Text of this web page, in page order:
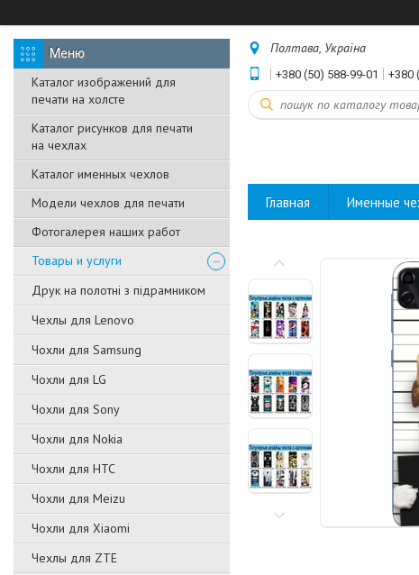
Каталог изображений для
печати на холсте
Каталог рисунков для печати
на чехлах
Каталог именных чехлов
Модели чехлов для печати
Фотогалерея наших работ
Товары и услуги
Друк на полотні з підрамником
Чехлы для Lenovo
Чохли для Samsung
Чохли для LG
Чохли для Sony
Чохли для Nokia
Чохли для HTC
Чохли для Meizu
Чохли для Xiaomi
Чехлы для ZTE
Полтава, Україна
+380 (50) 588-99-01 +380
Главная Именные